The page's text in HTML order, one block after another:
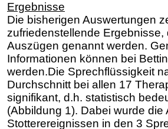
Ergebnisse
Die bisherigen Auswertungen
zufriedenstellende Ergebnisse,
Auszügen genannt werden.
Informationen können bei
werden.Die Sprechflüssigkeit
Durchschnitt bei allen 17
signifikant, d.h. statistisch
(Abbildung 1). Dabei wurde die
Stotterereignissen in den 3